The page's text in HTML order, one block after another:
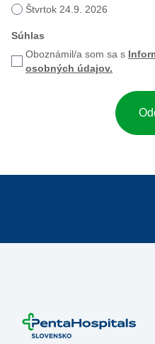
Štvrtok 24.9. 2026
Súhlas
Oboznámil/a som sa s
osobných údajov.